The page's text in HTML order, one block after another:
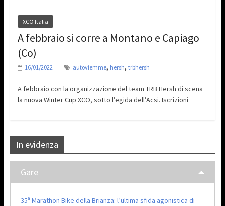
XCO Italia
A febbraio si corre a Montano e Capiago
(Co)
16/01/2022 autoviemme, hersh, trbhersh
A febbraio con la organizzazione del team TRB Hersh di scena
la nuova Winter Cup XCO, sotto l’egida dell’Acsi. Iscrizioni
In evidenza
Gare
35ª Marathon Bike della Brianza: l’ultima sfida agonistica di